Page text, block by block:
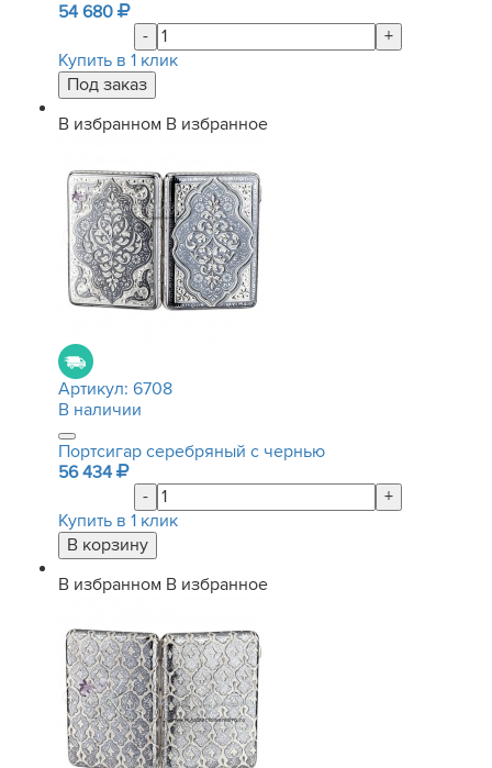
54 680
-
+
Купить в 1 клик
В избранном В избранное
Артикул: 6708
В наличии
Портсигар серебряный с чернью
56 434
-
+
Купить в 1 клик
В избранном В избранное